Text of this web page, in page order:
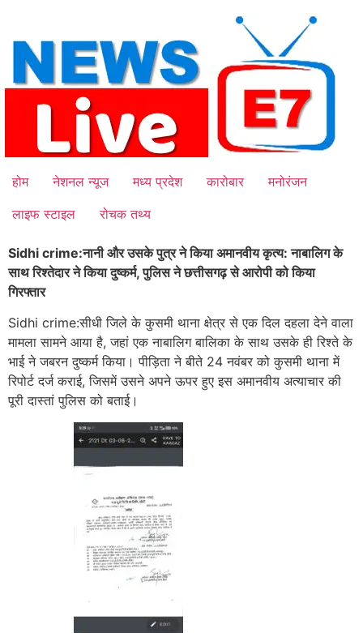
content
होम नेशनल न्यूज मध्य प्रदेश कारोबार
मनोरंजन
लाइफ स्टाइल
रोचक तथ्य
Sidhi crime:नानी और उसके पुत्र ने किया अमानवीय कृत्य: नाबालिग के
साथ रिश्तेदार ने किया दुष्कर्म, पुलिस ने छत्तीसगढ़ से आरोपी को किया
गिरफ्तार
Sidhi crime:सीधी जिले के कुसमी थाना क्षेत्र से एक दिल दहला देने वाला
मामला सामने आया है, जहां एक नाबालिग बालिका के साथ उसके ही रिश्ते के
भाई ने जबरन दुष्कर्म किया। पीड़िता ने बीते 24 नवंबर को कुसमी थाना में
रिपोर्ट दर्ज कराई, जिसमें उसने अपने ऊपर हुए इस अमानवीय अत्याचार की
पूरी दास्तां पुलिस को बताई।